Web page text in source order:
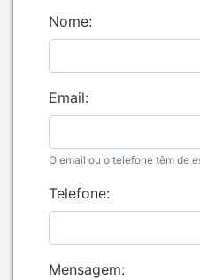
Nome:
Email:
O email ou o telefone têm de
Telefone:
Mensagem: